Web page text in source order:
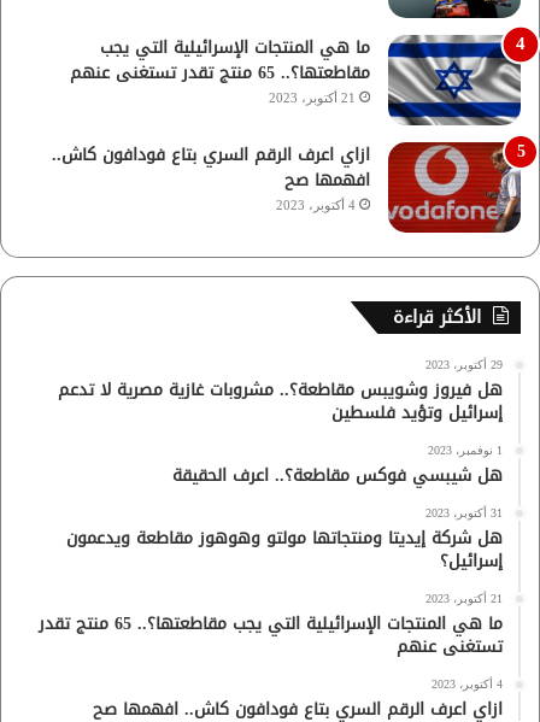
ما هي المنتجات الإسرائيلية التي يجب
مقاطعتها؟.. 65 منتج تقدر تستغنى عنهم
21 أكتوبر، 2023
ازاي اعرف الرقم السري بتاع فودافون كاش..
افهمها صح
4 أكتوبر، 2023
الأكثر قراءة
29 أكتوبر، 2023
هل فيروز وشويبس مقاطعة؟.. مشروبات غازية مصرية لا تدعم
إسرائيل وتؤيد فلسطين
1 نوفمبر، 2023
هل شيبسي فوكس مقاطعة؟.. اعرف الحقيقة
31 أكتوبر، 2023
هل شركة إيديتا ومنتجاتها مولتو وهوهوز مقاطعة ويدعمون
إسرائيل؟
21 أكتوبر، 2023
ما هي المنتجات الإسرائيلية التي يجب مقاطعتها؟.. 65 منتج تقدر
تستغنى عنهم
4 أكتوبر، 2023
ازاي اعرف الرقم السري بتاع فودافون كاش.. افهمها صح